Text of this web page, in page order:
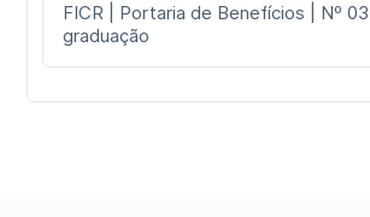
FICR | Portaria de Benefícios | Nº
graduação